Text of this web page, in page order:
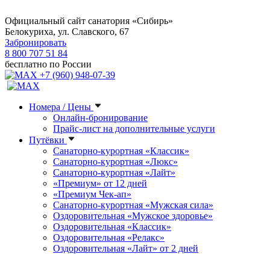
Официальный сайт санатория «Сибирь»
Белокуриха, ул. Славского, 67
Забронировать
8 800 707 51 84
бесплатно по России
+7 (960) 948-07-39
Номера / Цены
Онлайн-бронирование
Прайс-лист на дополнительные услуги
Путёвки
Санаторно-курортная «Классик»
Санаторно-курортная «Люкс»
Санаторно-курортная «Лайт»
«Премиум» от 12 дней
«Премиум Чек-ап»
Санаторно-курортная «Мужская сила»
Оздоровительная «Мужское здоровье»
Оздоровительная «Классик»
Оздоровительная «Релакс»
Оздоровительная «Лайт» от 2 дней